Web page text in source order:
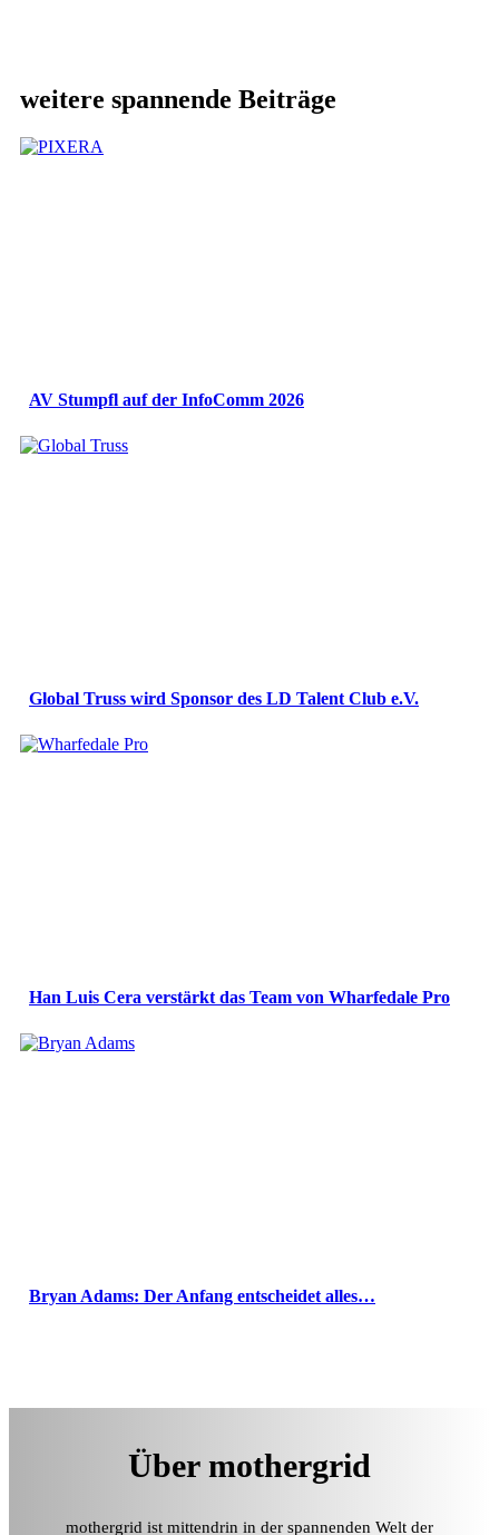
weitere spannende Beiträge
AV Stumpfl auf der InfoComm 2026
Global Truss wird Sponsor des LD Talent Club e.V.
Han Luis Cera verstärkt das Team von Wharfedale Pro
Bryan Adams: Der Anfang entscheidet alles…
Über mothergrid
mothergrid ist mittendrin in der spannenden Welt der